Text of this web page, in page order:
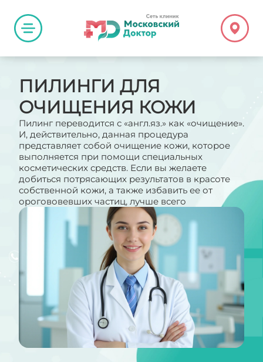
ПИЛИНГИ ДЛЯ
ОЧИЩЕНИЯ КОЖИ
Пилинг переводится с «англ.яз.» как «очищение».
И, действительно, данная процедура
представляет собой очищение кожи, которое
выполняется при помощи специальных
косметических средств. Если вы желаете
добиться потрясающих результатов в красоте
собственной кожи, а также избавить ее от
орогововевших частиц, лучше всего